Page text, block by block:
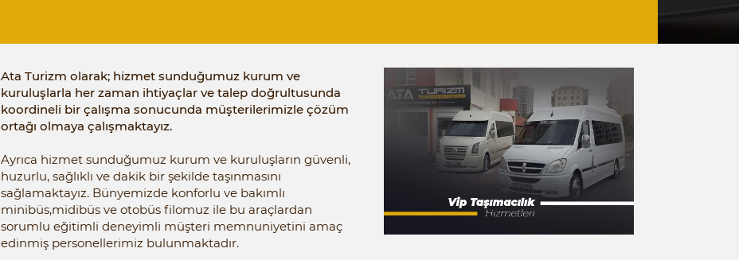
Ata Turizm olarak; hizmet sunduğumuz kurum ve
kuruluşlarla her zaman ihtiyaçlar ve talep doğrultusunda
koordineli bir çalışma sonucunda müşterilerimizle çözüm
ortağı olmaya çalışmaktayız.
Ayrıca hizmet sunduğumuz kurum ve kuruluşların güvenli,
huzurlu, sağlıklı ve dakik bir şekilde taşınmasını
sağlamaktayız. Bünyemizde konforlu ve bakımlı
minibüs,midibüs ve otobüs filomuz ile bu araçlardan
sorumlu eğitimli deneyimli müşteri memnuniyetini amaç
edinmiş personellerimiz bulunmaktadır.